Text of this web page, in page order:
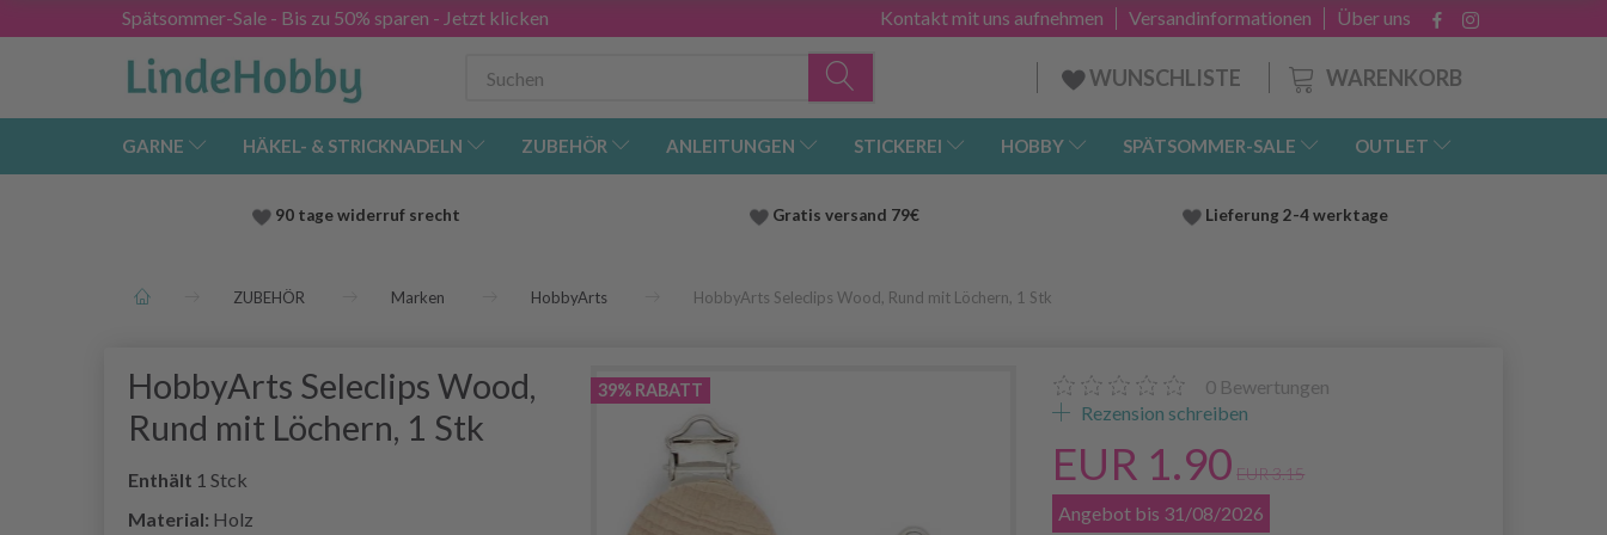
Spätsommer-Sale - Bis zu 50% sparen - Jetzt klicken Über uns
Versandinformationen
Kontakt mit uns aufnehmen
WARENKORB
WUNSCHLISTE
GARNE HÄKEL- & STRICKNADELN ZUBEHÖR ANLEITUNGEN STICKEREI HOBBY SPÄTSOMMER-SALE OUTLET
90 tage widerruf srecht Gratis versand 79€ Lieferung 2-4 werktage
ZUBEHÖR Marken HobbyArts HobbyArts Seleclips Wood, Rund mit Löchern, 1 Stk
HobbyArts Seleclips Wood,
Rund mit Löchern, 1 Stk
Enthält 1 Stck
Material: Holz
39% RABATT 0 Bewertungen
Rezension schreiben
EUR 1.90 EUR 3.15
Angebot bis 31/08/2026